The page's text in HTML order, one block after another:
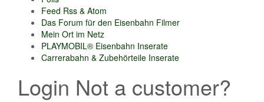
Feed Rss & Atom
Das Forum für den Eisenbahn Filmer
Mein Ort im Netz
PLAYMOBIL® Eisenbahn Inserate
Carrerabahn & Zubehörteile Inserate
Login Not a customer?